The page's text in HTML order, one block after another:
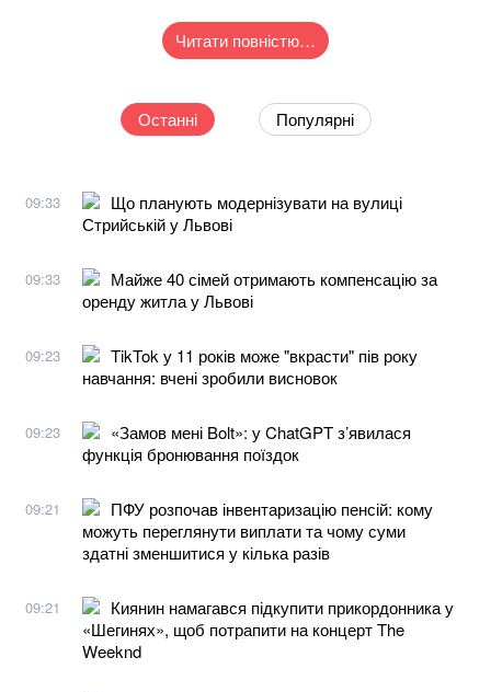
Читати повністю…
Останні Популярні
09:33
Що планують модернізувати на вулиці
Стрийській у Львові
09:33
Майже 40 сімей отримають компенсацію за
оренду житла у Львові
09:23
TikTok у 11 років може "вкрасти" пів року
навчання: вчені зробили висновок
09:23
«Замов мені Bolt»: у ChatGPT з’явилася
функція бронювання поїздок
09:21
ПФУ розпочав інвентаризацію пенсій: кому
можуть переглянути виплати та чому суми
здатні зменшитися у кілька разів
09:21
Киянин намагався підкупити прикордонника у
«Шегинях», щоб потрапити на концерт The
Weeknd